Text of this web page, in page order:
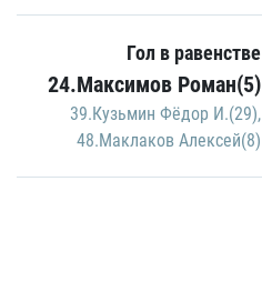
Гол в равенстве
24.Максимов Роман(5)
39.Кузьмин Фёдор И.(29),
48.Маклаков Алексей(8)